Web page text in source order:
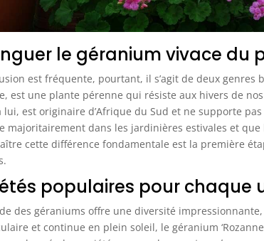
le géranium vivace du
est fréquente, pourtant, il s’agit de deux genres
est une plante pérenne qui résiste aux hivers de
lui, est originaire d’Afrique du Sud et ne supporte
majoritairement dans les jardinières estivales et
cette différence fondamentale est la première
populaires pour chaque
des géraniums offre une diversité
et continue en plein soleil, le géranium